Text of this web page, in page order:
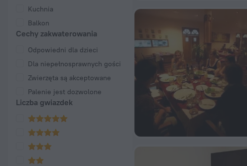
Kuchnia
Balkon
Cechy zakwaterowania
Odpowiedni dla dzieci
Dla niepełnosprawnych gości
Zwierzęta są akceptowane
Palenie jest dozwolone
Liczba gwiazdek